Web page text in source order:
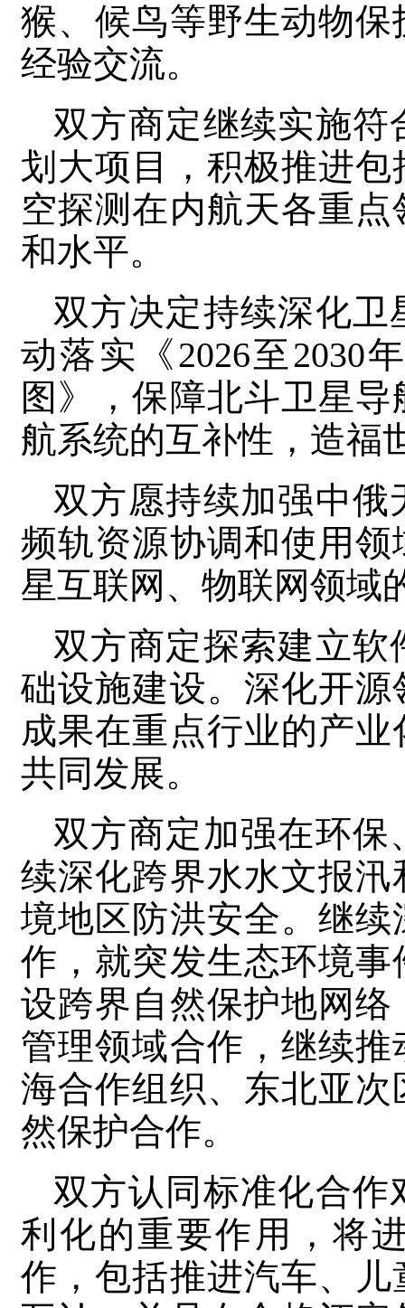
猴、候鸟等野生动物
经验交流。
双方商定继续实施
划大项目，积极推进
空探测在内航天各重
和水平。
双方决定持续深化
动落实《2026至2030
图》，保障北斗卫星
航系统的互补性，造福
双方愿持续加强中
频轨资源协调和使用
星互联网、物联网领域
双方商定探索建立
础设施建设。深化开
成果在重点行业的产
共同发展。
双方商定加强在环
续深化跨界水水文报
境地区防洪安全。继
作，就突发生态环境
设跨界自然保护地网
管理领域合作，继续
海合作组织、东北亚
然保护合作。
双方认同标准化合
利化的重要作用，将
作，包括推进汽车、